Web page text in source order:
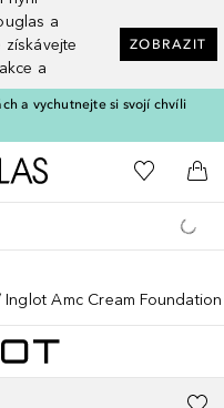
a
a
ZOBRAZIT
a vychutnejte si svojí chvíli
Domů K mému
Do
Inglot Amc Cream Foundation